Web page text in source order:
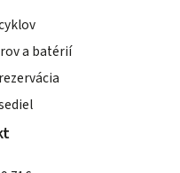
a batérií